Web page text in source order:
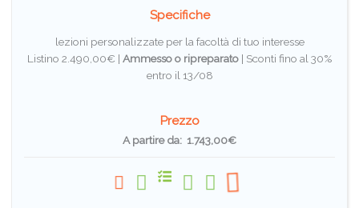
Specifiche
lezioni personalizzate per la facoltà di tuo interesse
Listino 2.490,00€ | Ammesso o ripreparato| Sconti fino al 30%
entro il 13/08
Prezzo
A partire da: 1.743,00€